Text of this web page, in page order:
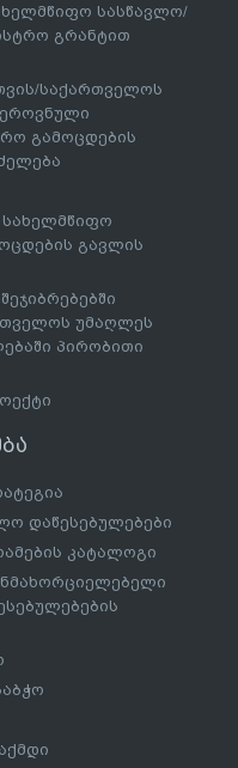
სასწავლო/
გრანტით
საქართველოს
გამოცდების
გავლის
უმაღლეს
პირობითი
დაწესებულებები
კატალოგი